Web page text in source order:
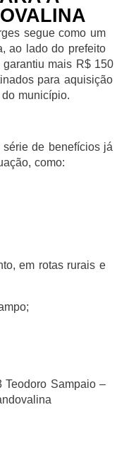
segue como um
ao lado do prefeito
garantiu mais R$ 150
para aquisição
município.
de benefícios já
como:
em rotas rurais e
Teodoro Sampaio –